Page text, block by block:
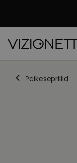
Päikeseprillid